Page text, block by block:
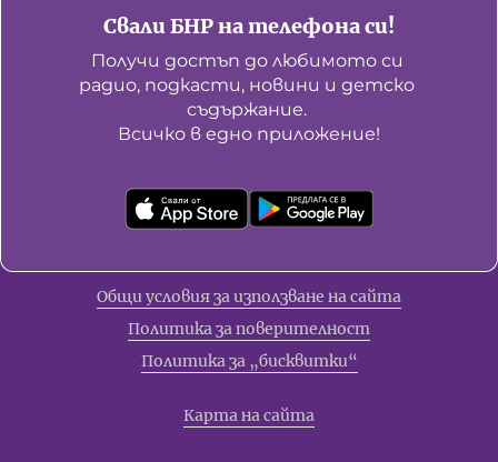
Свали БНР на телефона си!
Получи достъп до любимото си
радио, подкасти, новини и детско
съдържание.
Всичко в едно приложение!
Общи условия за използване на сайта
Политика за поверителност
Политика за „бисквитки“
Карта на сайта